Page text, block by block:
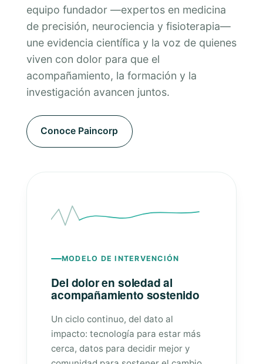
equipo fundador —expertos en medicina
de precisión, neurociencia y fisioterapia—
une evidencia científica y la voz de quienes
viven con dolor para que el
acompañamiento, la formación y la
investigación avancen juntos.
Conoce Paincorp
MODELO DE INTERVENCIÓN
Del dolor en soledad al
acompañamiento sostenido
Un ciclo continuo, del dato al
impacto: tecnología para estar más
cerca, datos para decidir mejor y